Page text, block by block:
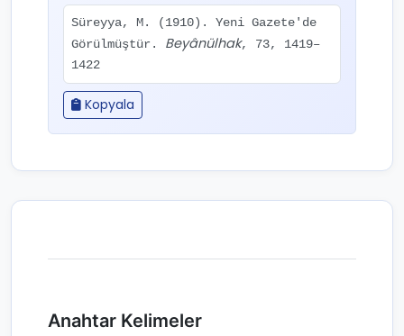
Süreyya, M. (1910). Yeni Gazete'de
Görülmüştür. Beyânülhak, 73, 1419–
1422
Kopyala
Anahtar Kelimeler